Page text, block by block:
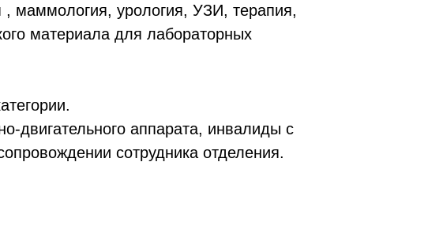
, маммология, урология, УЗИ, терапия,
материала для лабораторных
двигательного аппарата, инвалиды с
сотрудника отделения.